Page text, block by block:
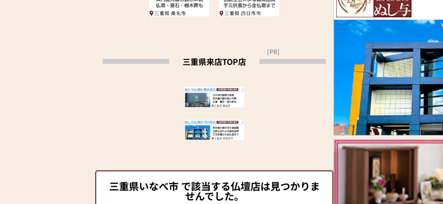
三重県来店TOP店
[PR]
三重県いなべ市 で該当する仏壇店は見つかりま
せんでした。